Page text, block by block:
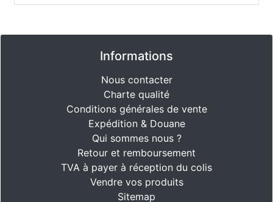
Informations
Nous contacter
Charte qualité
Conditions générales de vente
Expédition & Douane
Qui sommes nous ?
Retour et remboursement
TVA à payer à réception du colis
Vendre vos produits
Sitemap